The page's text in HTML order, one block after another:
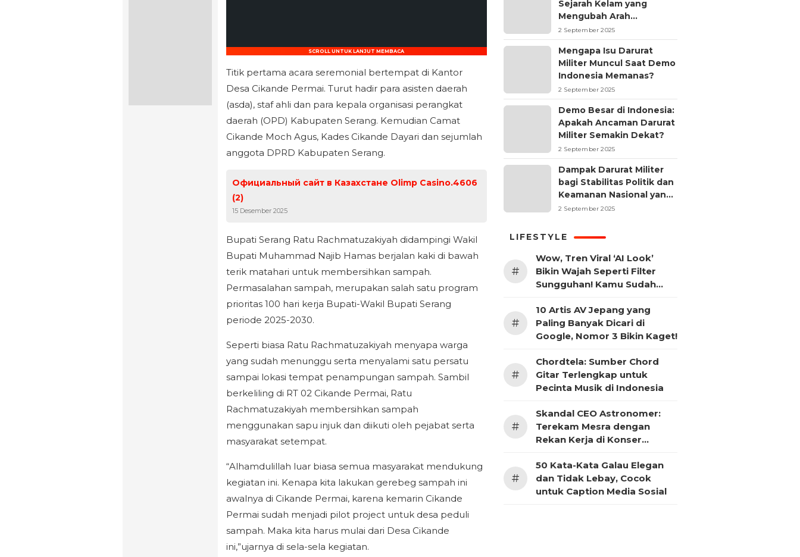
SCROLL UNTUK LANJUT MEMBACA
Titik pertama acara seremonial bertempat di Kantor
Desa Cikande Permai. Turut hadir para asisten daerah
(asda), staf ahli dan para kepala organisasi perangkat
daerah (OPD) Kabupaten Serang. Kemudian Camat
Cikande Moch Agus, Kades Cikande Dayari dan sejumlah
anggota DPRD Kabupaten Serang.
Официальный сайт в Казахстане Olimp Casino.4606
(2)
15 Desember 2025
Bupati Serang Ratu Rachmatuzakiyah didampingi Wakil
Bupati Muhammad Najib Hamas berjalan kaki di bawah
terik matahari untuk membersihkan sampah.
Permasalahan sampah, merupakan salah satu program
prioritas 100 hari kerja Bupati-Wakil Bupati Serang
periode 2025-2030.
Seperti biasa Ratu Rachmatuzakiyah menyapa warga
yang sudah menunggu serta menyalami satu persatu
sampai lokasi tempat penampungan sampah. Sambil
berkeliling di RT 02 Cikande Permai, Ratu
Rachmatuzakiyah membersihkan sampah
menggunakan sapu injuk dan diikuti oleh pejabat serta
masyarakat setempat.
“Alhamdulillah luar biasa semua masyarakat mendukung
kegiatan ini. Kenapa kita lakukan gerebeg sampah ini
awalnya di Cikande Permai, karena kemarin Cikande
Permai sudah menjadi pilot project untuk desa peduli
sampah. Maka kita harus mulai dari Desa Cikande
ini,”ujarnya di sela-sela kegiatan.
Sejarah Kelam yang
Mengubah Arah
Reformasi Indonesia
2 September 2025
Mengapa Isu Darurat
Militer Muncul Saat Demo
Indonesia Memanas?
2 September 2025
Demo Besar di Indonesia:
Apakah Ancaman Darurat
Militer Semakin Dekat?
2 September 2025
Dampak Darurat Militer
bagi Stabilitas Politik dan
Keamanan Nasional yang
Sering Terlupakan
2 September 2025
LIFESTYLE
#
Wow, Tren Viral ‘AI Look’
Bikin Wajah Seperti Filter
Sungguhan! Kamu Sudah
#
10 Artis AV Jepang yang
Paling Banyak Dicari di
Google, Nomor 3 Bikin Kaget!
#
Chordtela: Sumber Chord
Gitar Terlengkap untuk
Pecinta Musik di Indonesia
#
Skandal CEO Astronomer:
Terekam Mesra dengan
Rekan Kerja di Konser
#
50 Kata-Kata Galau Elegan
dan Tidak Lebay, Cocok
untuk Caption Media Sosial